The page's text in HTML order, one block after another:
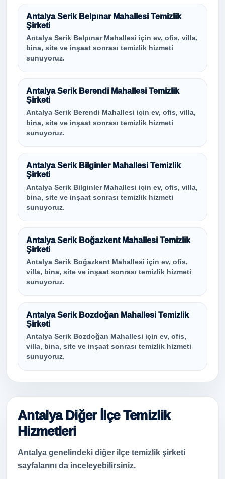
Antalya Serik Belpınar Mahallesi Temizlik
Şirketi
Antalya Serik Belpınar Mahallesi için ev, ofis, villa,
bina, site ve inşaat sonrası temizlik hizmeti
sunuyoruz.
Antalya Serik Berendi Mahallesi Temizlik
Şirketi
Antalya Serik Berendi Mahallesi için ev, ofis, villa,
bina, site ve inşaat sonrası temizlik hizmeti
sunuyoruz.
Antalya Serik Bilginler Mahallesi Temizlik
Şirketi
Antalya Serik Bilginler Mahallesi için ev, ofis, villa,
bina, site ve inşaat sonrası temizlik hizmeti
sunuyoruz.
Antalya Serik Boğazkent Mahallesi Temizlik
Şirketi
Antalya Serik Boğazkent Mahallesi için ev, ofis,
villa, bina, site ve inşaat sonrası temizlik hizmeti
sunuyoruz.
Antalya Serik Bozdoğan Mahallesi Temizlik
Şirketi
Antalya Serik Bozdoğan Mahallesi için ev, ofis,
villa, bina, site ve inşaat sonrası temizlik hizmeti
sunuyoruz.
Antalya Diğer İlçe Temizlik
Hizmetleri
Antalya genelindeki diğer ilçe temizlik şirketi
sayfalarını da inceleyebilirsiniz.